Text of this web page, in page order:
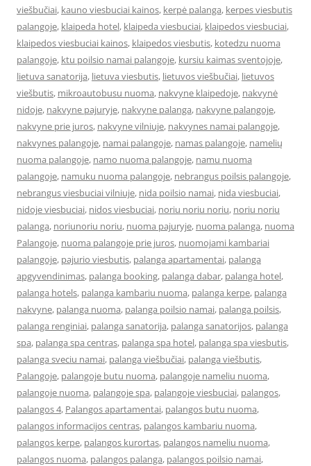
viešbučiai, kauno viesbuciai kainos, kerpė palanga, kerpes viesbutis
palangoje, klaipeda hotel, klaipeda viesbuciai, klaipedos viesbuciai,
klaipedos viesbuciai kainos, klaipedos viesbutis, kotedzu nuoma
palangoje, ktu poilsio namai palangoje, kursiu kaimas sventojoje,
lietuva sanatorija, lietuva viesbutis, lietuvos viešbučiai, lietuvos
viešbutis, mikroautobusu nuoma, nakvyne klaipedoje, nakvynė
nidoje, nakvyne pajuryje, nakvyne palanga, nakvyne palangoje,
nakvyne prie juros, nakvyne vilniuje, nakvynes namai palangoje,
nakvynes palangoje, namai palangoje, namas palangoje, namelių
nuoma palangoje, namo nuoma palangoje, namu nuoma
palangoje, namuku nuoma palangoje, nebrangus poilsis palangoje,
nebrangus viesbuciai vilniuje, nida poilsio namai, nida viesbuciai,
nidoje viesbuciai, nidos viesbuciai, noriu noriu noriu, noriu noriu
palanga, noriunoriu noriu, nuoma pajuryje, nuoma palanga, nuoma
Palangoje, nuoma palangoje prie juros, nuomojami kambariai
palangoje, pajurio viesbutis, palanga apartamentai, palanga
apgyvendinimas, palanga booking, palanga dabar, palanga hotel,
palanga hotels, palanga kambariu nuoma, palanga kerpe, palanga
nakvyne, palanga nuoma, palanga poilsio namai, palanga poilsis,
palanga renginiai, palanga sanatorija, palanga sanatorijos, palanga
spa, palanga spa centras, palanga spa hotel, palanga spa viesbutis,
palanga sveciu namai, palanga viešbučiai, palanga viešbutis,
Palangoje, palangoje butu nuoma, palangoje nameliu nuoma,
palangoje nuoma, palangoje spa, palangoje viesbuciai, palangos,
palangos 4, Palangos apartamentai, palangos butu nuoma,
palangos informacijos centras, palangos kambariu nuoma,
palangos kerpe, palangos kurortas, palangos nameliu nuoma,
palangos nuoma, palangos palanga, palangos poilsio namai,